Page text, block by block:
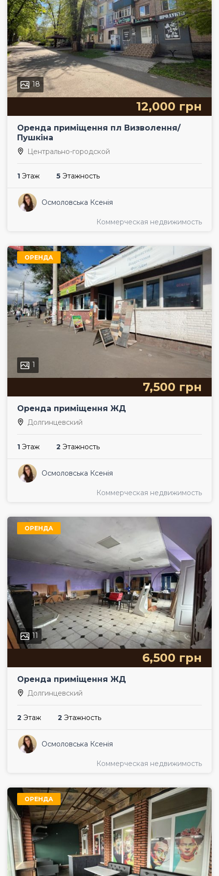
18
12,000 грн
Оренда приміщення пл Визволення/
Пушкіна
Центрально-городской
1 Этаж 5 Этажность
Осмоловська Ксенія
Коммерческая недвижимость
ОРЕНДА
1
7,500 грн
Оренда приміщення ЖД
Долгинцевский
1 Этаж 2 Этажность
Осмоловська Ксенія
Коммерческая недвижимость
ОРЕНДА
11
6,500 грн
Оренда приміщення ЖД
Долгинцевский
2 Этаж 2 Этажность
Осмоловська Ксенія
Коммерческая недвижимость
ОРЕНДА